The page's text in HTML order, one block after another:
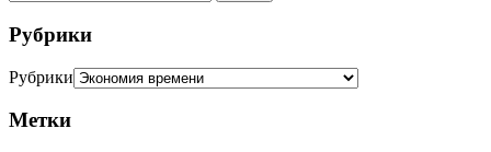
Рубрики
Рубрики
Метки